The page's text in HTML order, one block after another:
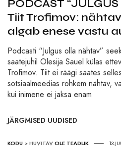
PODCAST
Tiit Trofimov:
algab enese vastu
Podcasti “Julgus olla nähtav”
saatejuhil Olesija Sauel külas
Trofimov. Tiit ei räägi saates
sotsiaalmeedias rohkem nähtav,
kui inimene ei jaksa enam
JÄRGMISED UUDISED
KODU >HUVITAVOLE TEADLIK